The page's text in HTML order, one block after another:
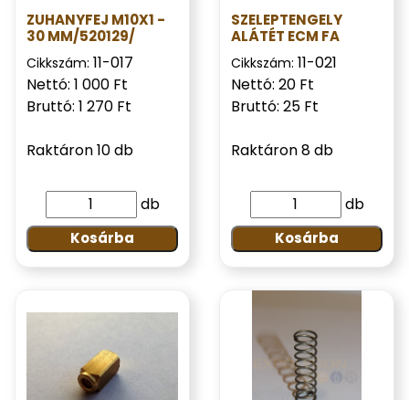
ZUHANYFEJ M10X1 -
30 MM/520129/
Cikkszám: 11-017
Nettó: 1 000 Ft
Bruttó: 1 270 Ft
Raktáron 10 db
db
Kosárba
SZELEPTENGELY
ALÁTÉT ECM FA
Cikkszám: 11-021
Nettó: 20 Ft
Bruttó: 25 Ft
Raktáron 8 db
db
Kosárba